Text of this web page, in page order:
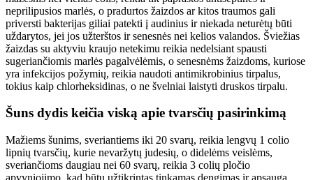
neprilipusios marlės, o pradurtos žaizdos ar kitos traumos gali
priversti bakterijas giliai patekti į audinius ir niekada neturėtų būti
uždarytos, jei jos užterštos ir senesnės nei kelios valandos. Šviežias
žaizdas su aktyviu kraujo netekimu reikia nedelsiant spausti
sugeriančiomis marlės pagalvėlėmis, o senesnėms žaizdoms, kuriose
yra infekcijos požymių, reikia naudoti antimikrobinius tirpalus,
tokius kaip chlorheksidinas, o ne švelniai laistyti druskos tirpalu.
Šuns dydis keičia viską apie tvarsčių pasirinkimą
Mažiems šunims, sveriantiems iki 20 svarų, reikia lengvų 1 colio
lipnių tvarsčių, kurie nevaržytų judesių, o didelėms veislėms,
sveriančioms daugiau nei 60 svarų, reikia 3 colių pločio
apvyniojimo, kad būtų užtikrintas tinkamas dengimas ir apsauga.